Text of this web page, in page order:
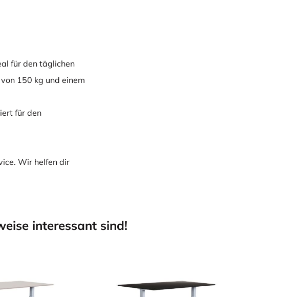
für den täglichen
150 kg und einem
für den
Wir helfen dir
interessant sind!